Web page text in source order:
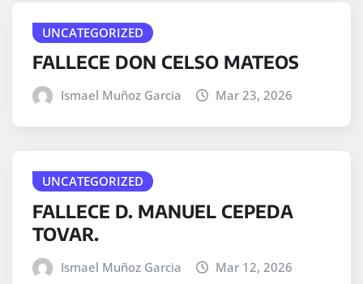
UNCATEGORIZED
FALLECE DON CELSO MATEOS
Ismael Muñoz Garcia Mar 23, 2026
UNCATEGORIZED
FALLECE D. MANUEL CEPEDA
TOVAR.
Ismael Muñoz Garcia Mar 12, 2026